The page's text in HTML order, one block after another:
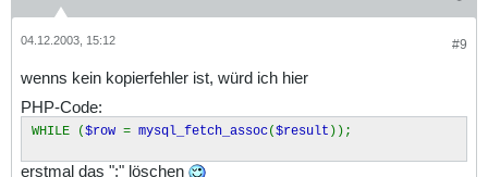
#9
04.12.2003, 15:12
wenns kein kopierfehler ist, würd ich hier
PHP-Code:
WHILE ($row = mysql_fetch_assoc($result ));
erstmal das ";" löschen